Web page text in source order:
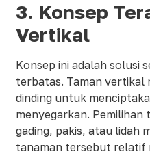
3. Konsep
Vertikal
Konsep ini adalah solusi
terbatas. Taman vertikal
dinding untuk
menyegarkan. Pemilihan
gading, pakis, atau lidah
tanaman tersebut relatif